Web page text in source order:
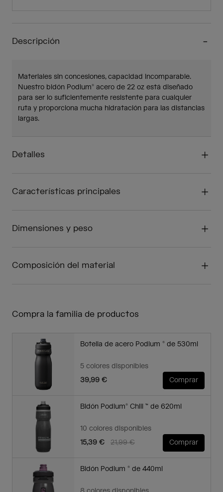
Descripción
Materiales sin concesiones, capacidad incomparable.
Nuestro bidón Podium® acero de 22 oz está diseñado
para ser lo suficientemente resistente para cualquier
ruta y proporciona mucha hidratación para las distancias
largas.
Detalles
Características principales
Dimensiones y peso
Composición del material
Compra la familia de productos
Botella de acero Podium ® de 530ml
5 colores disponibles
39,99 €
Comprar
Bidón Podium® Chill ™ de 620ml
10 colores disponibles
Price reduced from
21,99 €to
15,39 € Comprar
Bidón Podium ® de 440ml